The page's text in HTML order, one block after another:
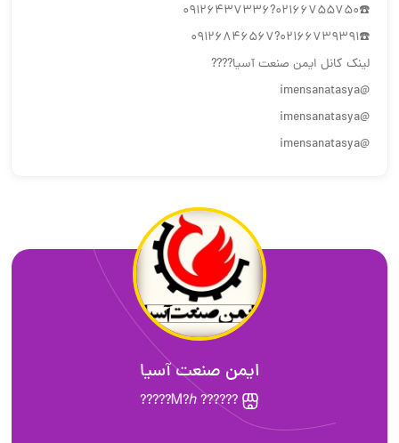
☎️02166755750?09126437336
☎️02166739391?09126846567
لینک کانل ایمن صنعت آسیا????
@imensanatasya
@imensanatasya
@imensanatasya
ایمن صنعت آسیا
?????? Ꮇ?ℎ?????